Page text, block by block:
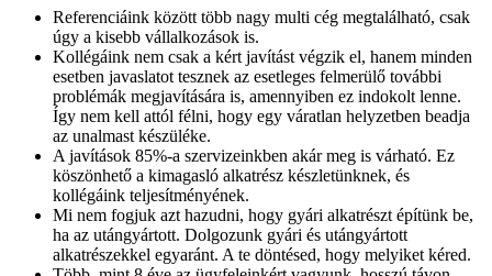
Referenciáink között több nagy multi cég megtalálható, csak
úgy a kisebb vállalkozások is.
Kollégáink nem csak a kért javítást végzik el, hanem minden
esetben javaslatot tesznek az esetleges felmerülő további
problémák megjavítására is, amennyiben ez indokolt lenne.
Így nem kell attól félni, hogy egy váratlan helyzetben beadja
az unalmast készüléke.
A javítások 85%-a szervizeinkben akár meg is várható. Ez
köszönhető a kimagasló alkatrész készletünknek, és
kollégáink teljesítményének.
Mi nem fogjuk azt hazudni, hogy gyári alkatrészt építünk be,
ha az utángyártott. Dolgozunk gyári és utángyártott
alkatrészekkel egyaránt. A te döntésed, hogy melyiket kéred.